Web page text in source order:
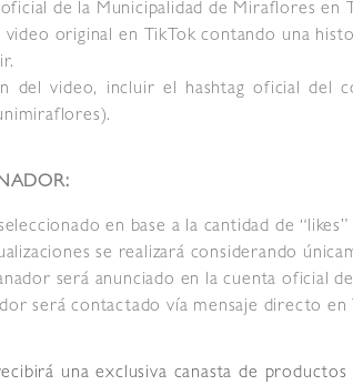
de la Municipalidad de Miraflores en
original en TikTok contando una
del video, incluir el hashtag oficial del
en base a la cantidad de
se realizará considerando
será anunciado en la cuenta oficial
será contactado vía mensaje directo
una exclusiva canasta de